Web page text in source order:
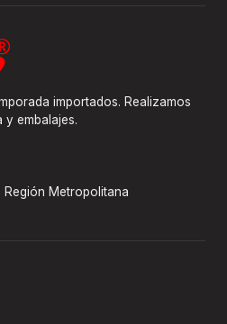
importados. Realizamos
y embalajes.
Región Metropolitana